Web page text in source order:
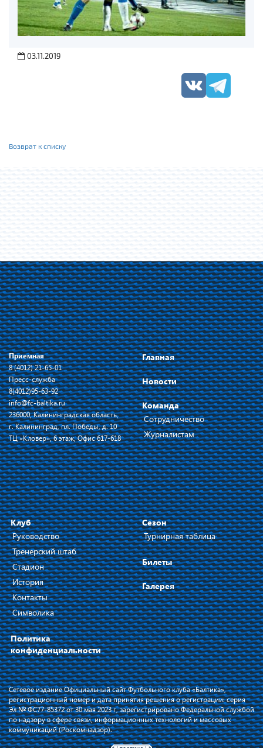
03.11.2019
Возврат к списку
Приемная
8 (4012) 21-65-01
Пресс-служба
8(4012)95-63-92
info@fc-baltika.ru
236000, Калининградская область,
г. Калининград, пл. Победы, д. 10
ТЦ «Кловер», 6 этаж, Офис 617-618
Главная
Новости
Команда
Сотрудничество
Журналистам
Клуб
Руководство
Тренерский штаб
Стадион
История
Контакты
Символика
Политика
конфиденциальности
Сезон
Турнирная таблица
Билеты
Галерея
Сетевое издание Официальный сайт Футбольного клуба «Балтика»,
регистрационный номер и дата принятия решения о регистрации: серия
Эл № ФС77-85372 от 30 мая 2023 г, зарегистрировано Федеральной службой
по надзору в сфере связи, информационных технологий и массовых
коммуникаций (Роскомнадзор).